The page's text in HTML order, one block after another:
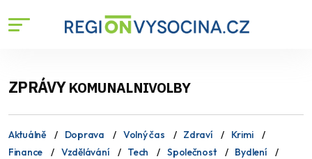
ZPRÁVYKOMUNALNIVOLBY
Aktuálně Doprava Volný čas Zdraví
Krimi
Finance
Vzdělávání Tech Společnost
Bydlení